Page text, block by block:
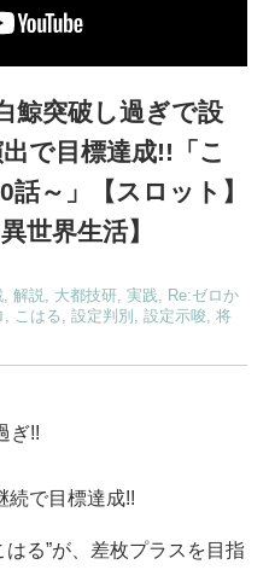
鯨突破し過ぎで設
で目標達成!!「こ
～」【スロット】
世界生活】
, 解説, 大都技研, 実践, Re:ゼロか
, こはる, 設定判別 , 設定示唆, 将
ぎ!!
続で目標達成!!
る”が、差枚プラスを目指